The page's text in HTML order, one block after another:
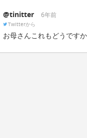
@tinitter 6年前
Twitterから
お母さんこれもどうです